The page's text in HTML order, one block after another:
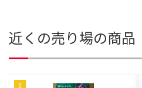
近くの売り場の商品